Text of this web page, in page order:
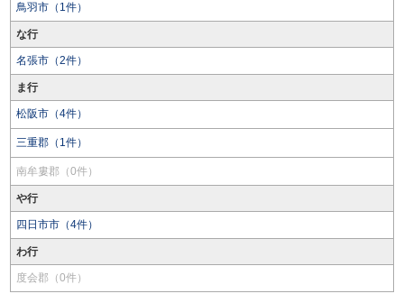
鳥羽市（1件）
な行
名張市（2件）
ま行
松阪市（4件）
三重郡（1件）
南牟婁郡（0件）
や行
四日市市（4件）
わ行
度会郡（0件）